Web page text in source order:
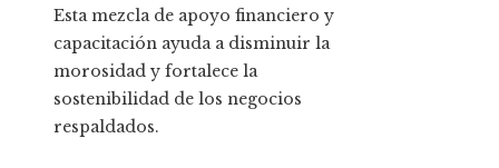
Esta mezcla de apoyo financiero y
capacitación ayuda a disminuir la
morosidad y fortalece la
sostenibilidad de los negocios
respaldados.